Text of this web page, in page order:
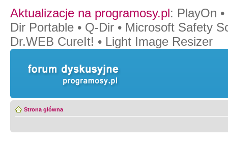
Aktualizacje na programosy.pl: PlayOn •
Dir Portable • Q-Dir • Microsoft Safety
Dr.WEB CureIt! • Light Image Resizer
Strona główna